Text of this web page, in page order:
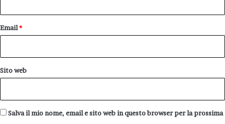
Email*
Sito web
Salva il mio nome, email e sito web in questo browser per la prossima